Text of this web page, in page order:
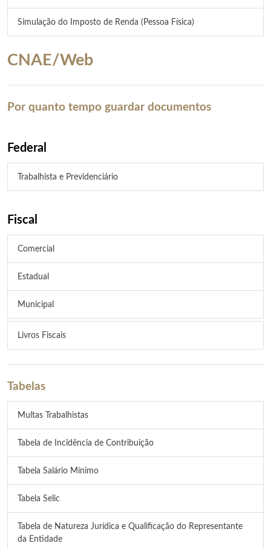
Simulação do Imposto de Renda (Pessoa Física)
CNAE/Web
Por quanto tempo guardar documentos
Federal
Trabalhista e Previdenciário
Fiscal
Comercial
Estadual
Municipal
Livros Fiscais
Tabelas
Multas Trabalhistas
Tabela de Incidência de Contribuição
Tabela Salário Mínimo
Tabela Selic
Tabela de Natureza Jurídica e Qualificação do Representante
da Entidade